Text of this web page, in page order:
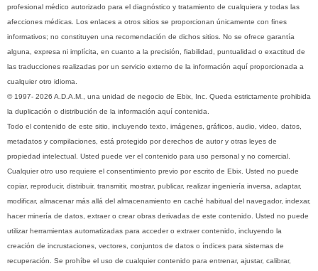
profesional médico autorizado para el diagnóstico y tratamiento de cualquiera y todas las
afecciones médicas. Los enlaces a otros sitios se proporcionan únicamente con fines
informativos; no constituyen una recomendación de dichos sitios. No se ofrece garantía
alguna, expresa ni implícita, en cuanto a la precisión, fiabilidad, puntualidad o exactitud de
las traducciones realizadas por un servicio externo de la información aquí proporcionada a
cualquier otro idioma.
© 1997- 2026 A.D.A.M., una unidad de negocio de Ebix, Inc. Queda estrictamente prohibida
la duplicación o distribución de la información aquí contenida.
Todo el contenido de este sitio, incluyendo texto, imágenes, gráficos, audio, video, datos,
metadatos y compilaciones, está protegido por derechos de autor y otras leyes de
propiedad intelectual. Usted puede ver el contenido para uso personal y no comercial.
Cualquier otro uso requiere el consentimiento previo por escrito de Ebix. Usted no puede
copiar, reproducir, distribuir, transmitir, mostrar, publicar, realizar ingeniería inversa, adaptar,
modificar, almacenar más allá del almacenamiento en caché habitual del navegador, indexar,
hacer minería de datos, extraer o crear obras derivadas de este contenido. Usted no puede
utilizar herramientas automatizadas para acceder o extraer contenido, incluyendo la
creación de incrustaciones, vectores, conjuntos de datos o índices para sistemas de
recuperación. Se prohíbe el uso de cualquier contenido para entrenar, ajustar, calibrar,